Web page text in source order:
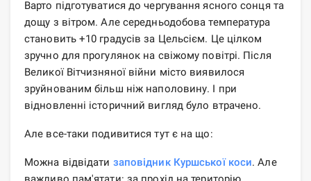
Варто підготуватися до чергування ясного сонця та
дощу з вітром. Але середньодобова температура
становить +10 градусів за Цельсієм. Це цілком
зручно для прогулянок на свіжому повітрі. Після
Великої Вітчизняної війни місто виявилося
зруйнованим більш ніж наполовину. І при
відновленні історичний вигляд було втрачено.
Але все-таки подивитися тут є на що:
Можна відвідати заповідник Куршської коси. Але